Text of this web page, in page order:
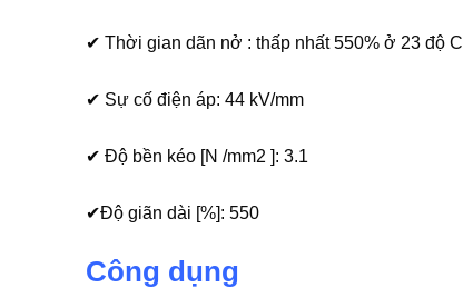
✔ Thời gian dãn nở : thấp nhất 550% ở 23 độ C
✔ Sự cố điện áp: 44 kV/mm
✔ Độ bền kéo [N /mm2 ]: 3.1
✔Độ giãn dài [%]: 550
Công dụng